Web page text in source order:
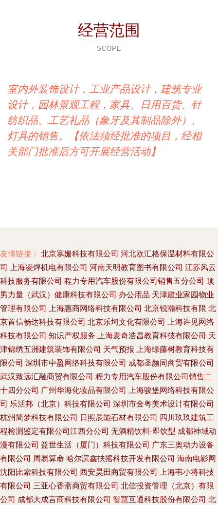
经营范围
SCOPE
室内外装饰设计，工业产品设计，建筑专业
设计，园林景观工程，家具、日用百货、针
纺织品、工艺礼品（象牙及其制品除外）、
灯具的销售。【依法须经批准的项目，经相
关部门批准后方可开展经营活动】
友情链接： 北京寒姗科技有限公司 河北欧汇格保温材料有限公
司 上海凌焊机电有限公司 河南天明教育图书有限公司 江苏风云
科技服务有限公司 程力专用汽车股份有限公司销售五分公司 顶
男力量（武汉）健康科技有限公司 办公用品 天津建业家园物业
管理有限公司 上海惠商网络科技有限公司 北京锐瀚科技有限 北
京首信畅达科技有限公司 北京乐坷文化有限公司 上海许见网络
科技有限公司 知识产权服务 上海麦奇浩昌教育科技有限公司 天
津锦绣五洲建筑装饰有限公司 天气预报 上海绿藤树教育科技有
限公司 深圳市中盈网络科技有限公司 成都圣颜同商贸有限公司
武汉致远汇融商贸有限公司 程力专用汽车股份有限公司销售二
十四分公司 广州华海化妆品有限公司 上海骏堡网络科技有限公
司 乐活邦（北京）科技有限公司 深圳市金粤美术设计有限公司
杭州简梦科技有限公司 日照辰能石材有限公司 四川玖玖建筑工
程检测鉴定有限公司江西分公司 无酒精饮料-即饮型 成都神域动
漫有限公司 益世生活（厦门）科技有限公司 广东三奥动力设备
有限公司 周易算命 哈尔滨鑫扶摇科技开发有限公司 海南电影网
沈阳比索科技有限公司 西安昊田商贸有限公司 上海韦小将科技
有限公司 三亚心香斋商贸有限公司 北信投资管理（北京）有限
公司 成都大成言商科技有限公司 智慧互通科技股份有限公司 北